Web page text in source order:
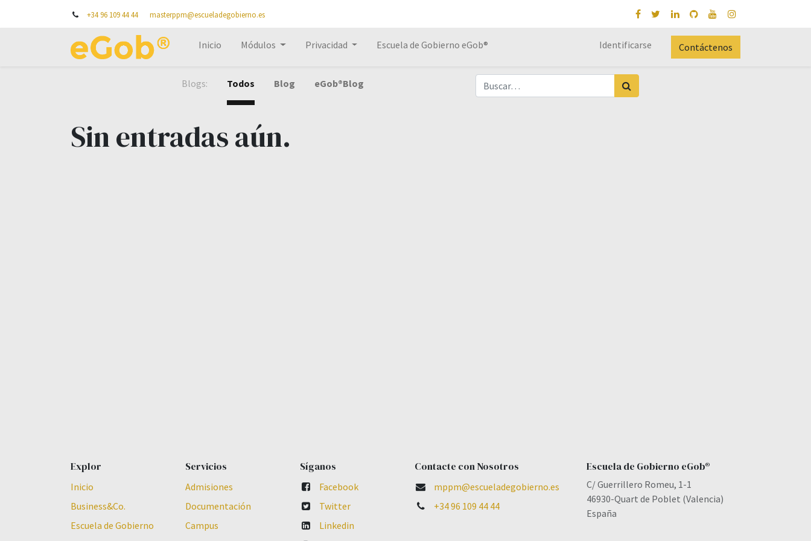
+34 96 109 44 44 masterppm@escueladegobierno.es
Inicio Módulos Privacidad Escuela de Gobierno eGob® Identificarse Contáctenos
Blogs: Todos Blog eGob®Blog
Sin entradas aún.
Explor
Inicio
Business&Co.
Escuela de Gobierno
Servicios
Admisiones
Documentación
Campus
Síganos
Facebook
Twitter
Linkedin
Contacte con Nosotros
mppm@escueladegobierno.es
+34 96 109 44 44
Escuela de Gobierno eGob®
C/ Guerrillero Romeu, 1-1
46930-Quart de Poblet (Valencia)
España